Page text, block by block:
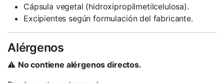
Cápsula vegetal (hidroxipropilmetilcelulosa).
Excipientes según formulación del fabricante.
Alérgenos
⚠️ No contiene alérgenos directos.